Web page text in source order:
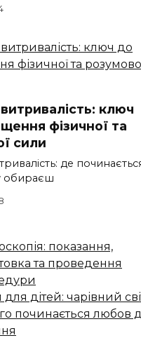
ключ
фізичної та
сили
де
обираєш
показання,
та проведення
для дітей: чарівний
починається любов